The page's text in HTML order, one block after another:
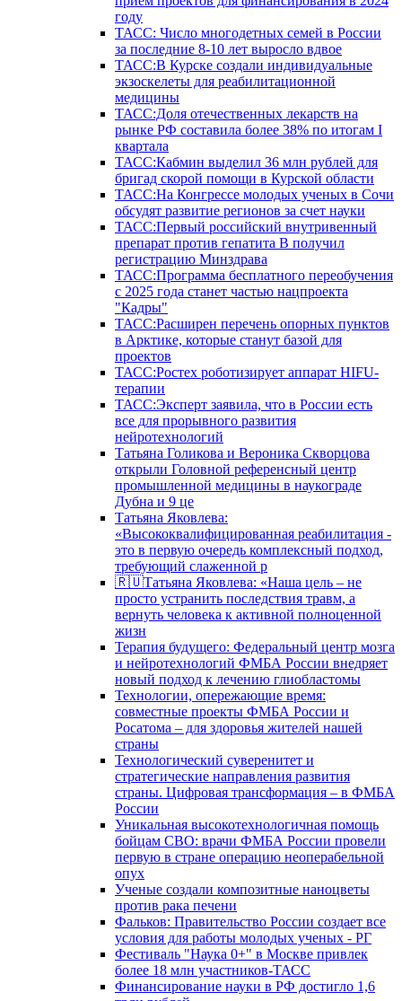
году
ТАСС: Число многодетных семей в России
за последние 8-10 лет выросло вдвое
ТАСС:В Курске создали индивидуальные
экзоскелеты для реабилитационной
медицины
ТАСС:Доля отечественных лекарств на
рынке РФ составила более 38% по итогам I
квартала
ТАСС:Кабмин выделил 36 млн рублей для
бригад скорой помощи в Курской области
ТАСС:На Конгрессе молодых ученых в Сочи
обсудят развитие регионов за счет науки
ТАСС:Первый российский внутривенный
препарат против гепатита В получил
регистрацию Минздрава
ТАСС:Программа бесплатного переобучения
с 2025 года станет частью нацпроекта
"Кадры"
ТАСС:Расширен перечень опорных пунктов
в Арктике, которые станут базой для
проектов
ТАСС:Ростех роботизирует аппарат HIFU-
терапии
ТАСС:Эксперт заявила, что в России есть
все для прорывного развития
нейротехнологий
Татьяна Голикова и Вероника Скворцова
открыли Головной референсный центр
промышленной медицины в наукограде
Дубна и 9 це
Татьяна Яковлева:
«Высококвалифицированная реабилитация -
это в первую очередь комплексный подход,
требующий слаженной р
🇷🇺Татьяна Яковлева: «Наша цель – не
просто устранить последствия травм, а
вернуть человека к активной полноценной
жизн
Терапия будущего: Федеральный центр мозга
и нейротехнологий ФМБА России внедряет
новый подход к лечению глиобластомы
Технологии, опережающие время:
совместные проекты ФМБА России и
Росатома – для здоровья жителей нашей
страны
Технологический суверенитет и
стратегические направления развития
страны. Цифровая трансформация – в ФМБА
России
Уникальная высокотехнологичная помощь
бойцам СВО: врачи ФМБА России провели
первую в стране операцию неоперабельной
опух
Ученые создали композитные наноцветы
против рака печени
Фальков: Правительство России создает все
условия для работы молодых ученых - РГ
Фестиваль "Наука 0+" в Москве привлек
более 18 млн участников-ТАСС
Финансирование науки в РФ достигло 1,6